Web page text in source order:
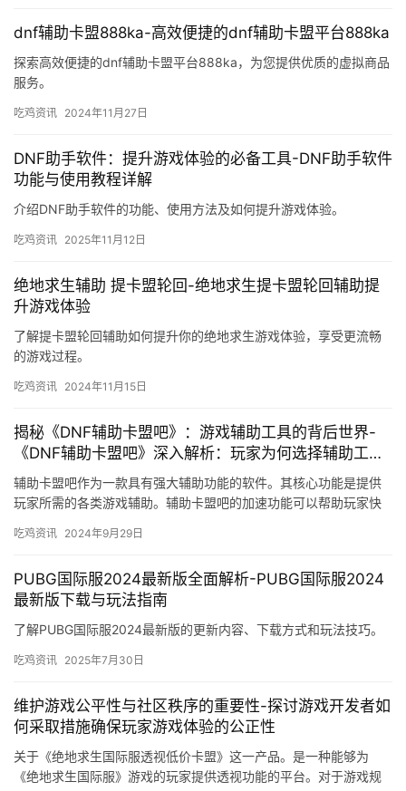
dnf辅助卡盟888ka-高效便捷的dnf辅助卡盟平台888ka
探索高效便捷的dnf辅助卡盟平台888ka，为您提供优质的虚拟商品
服务。
吃鸡资讯 2024年11月27日
DNF助手软件：提升游戏体验的必备工具-DNF助手软件
功能与使用教程详解
介绍DNF助手软件的功能、使用方法及如何提升游戏体验。
吃鸡资讯 2025年11月12日
绝地求生辅助 提卡盟轮回-绝地求生提卡盟轮回辅助提
升游戏体验
了解提卡盟轮回辅助如何提升你的绝地求生游戏体验，享受更流畅
的游戏过程。
吃鸡资讯 2024年11月15日
揭秘《DNF辅助卡盟吧》：游戏辅助工具的背后世界-
《DNF辅助卡盟吧》深入解析：玩家为何选择辅助工具
及其风险
辅助卡盟吧作为一款具有强大辅助功能的软件。其核心功能是提供
玩家所需的各类游戏辅助。辅助卡盟吧的加速功能可以帮助玩家快
吃鸡资讯 2024年9月29日
PUBG国际服2024最新版全面解析-PUBG国际服2024
最新版下载与玩法指南
了解PUBG国际服2024最新版的更新内容、下载方式和玩法技巧。
吃鸡资讯 2025年7月30日
维护游戏公平性与社区秩序的重要性-探讨游戏开发者如
何采取措施确保玩家游戏体验的公正性
关于《绝地求生国际服透视低价卡盟》这一产品。是一种能够为
《绝地求生国际服》游戏的玩家提供透视功能的平台。对于游戏规